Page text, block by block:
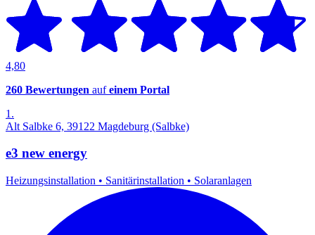
4,80
260 Bewertungen aufeinem Portal
1.
Alt Salbke 6, 39122 Magdeburg (Salbke)
e3 new energy
Heizungsinstallation • Sanitärinstallation • Solaranlagen